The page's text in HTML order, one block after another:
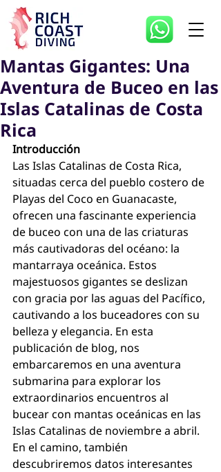
Mantas Gigantes: Una
Aventura de Buceo en las
Islas Catalinas de Costa
Rica
Introducción
Las Islas Catalinas de Costa Rica,
situadas cerca del pueblo costero de
Playas del Coco en Guanacaste,
ofrecen una fascinante experiencia
de buceo con una de las criaturas
más cautivadoras del océano: la
mantarraya oceánica. Estos
majestuosos gigantes se deslizan
con gracia por las aguas del Pacífico,
cautivando a los buceadores con su
belleza y elegancia. En esta
publicación de blog, nos
embarcaremos en una aventura
submarina para explorar los
extraordinarios encuentros al
bucear con mantas oceánicas en las
Islas Catalinas de noviembre a abril.
En el camino, también
descubriremos datos interesantes